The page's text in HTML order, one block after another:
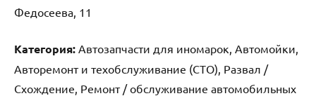
Федосеева, 11
Категория: Автозапчасти для иномарок, Автомойки,
Авторемонт и техобслуживание (СТО), Развал /
Схождение, Ремонт / обслуживание автомобильных